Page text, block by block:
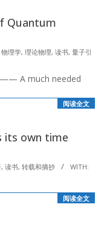
Quantum
物理学, 理论物理, 读书, 量子引
—— A much needed
阅读全文
its own time
, 读书, 转载和摘抄
WITH:
阅读全文